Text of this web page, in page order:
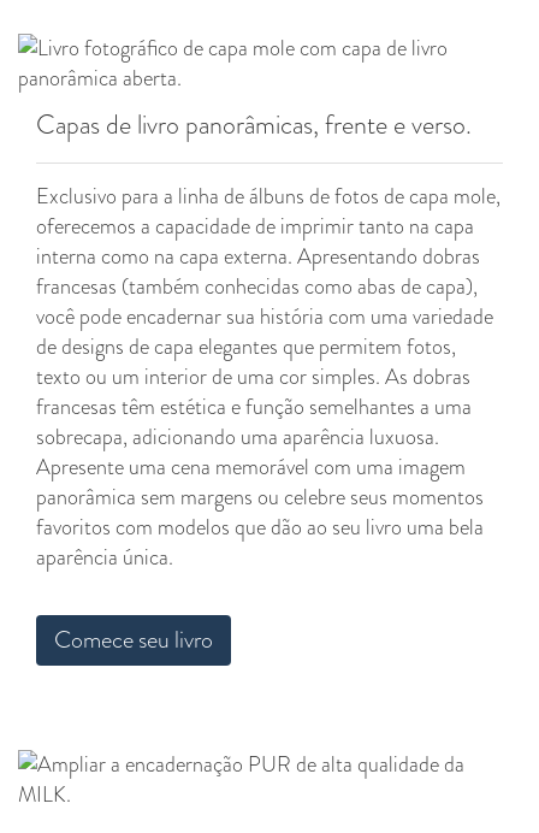
Capas de livro panorâmicas, frente e verso.
Exclusivo para a linha de álbuns de fotos de capa mole,
oferecemos a capacidade de imprimir tanto na capa
interna como na capa externa. Apresentando dobras
francesas (também conhecidas como abas de capa),
você pode encadernar sua história com uma variedade
de designs de capa elegantes que permitem fotos,
texto ou um interior de uma cor simples. As dobras
francesas têm estética e função semelhantes a uma
sobrecapa, adicionando uma aparência luxuosa.
Apresente uma cena memorável com uma imagem
panorâmica sem margens ou celebre seus momentos
favoritos com modelos que dão ao seu livro uma bela
aparência única.
Comece seu livro